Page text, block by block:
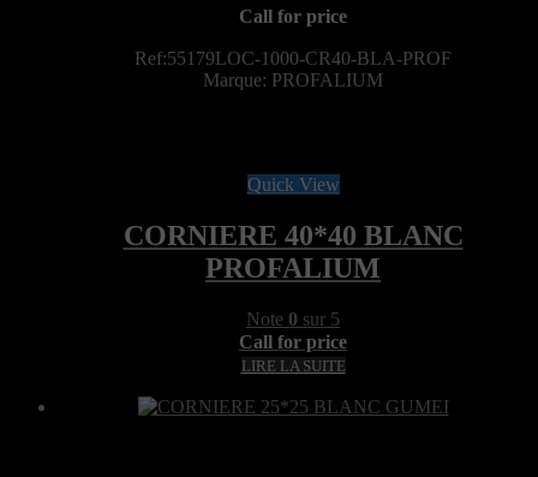
Call for price
Ref:55179LOC-1000-CR40-BLA-PROF
Marque: PROFALIUM
Quick View
CORNIERE 40*40 BLANC
PROFALIUM
Note 0 sur 5
Call for price
LIRE LA SUITE